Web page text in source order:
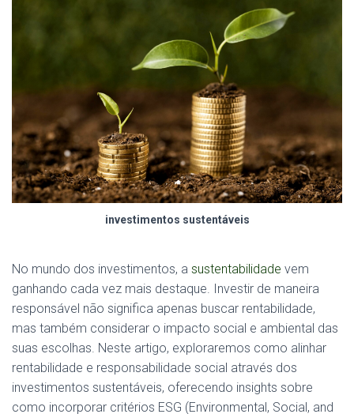
investimentos sustentáveis
No mundo dos investimentos, a sustentabilidade vem
ganhando cada vez mais destaque. Investir de maneira
responsável não significa apenas buscar rentabilidade,
mas também considerar o impacto social e ambiental das
suas escolhas. Neste artigo, exploraremos como alinhar
rentabilidade e responsabilidade social através dos
investimentos sustentáveis, oferecendo insights sobre
como incorporar critérios ESG (Environmental, Social, and